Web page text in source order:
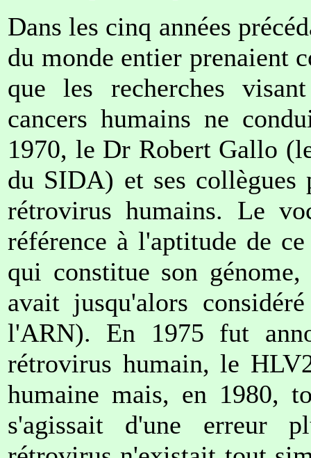
Dans les cinq années
du monde entier prenaient
que les recherches
cancers humains ne
1970, le Dr Robert Gallo
du SIDA) et ses collègues
rétrovirus humains. Le
référence à l'aptitude de
qui constitue son
avait jusqu'alors
l'ARN). En 1975 fut
rétrovirus humain, le
humaine mais, en 1980,
s'agissait d'une erreur